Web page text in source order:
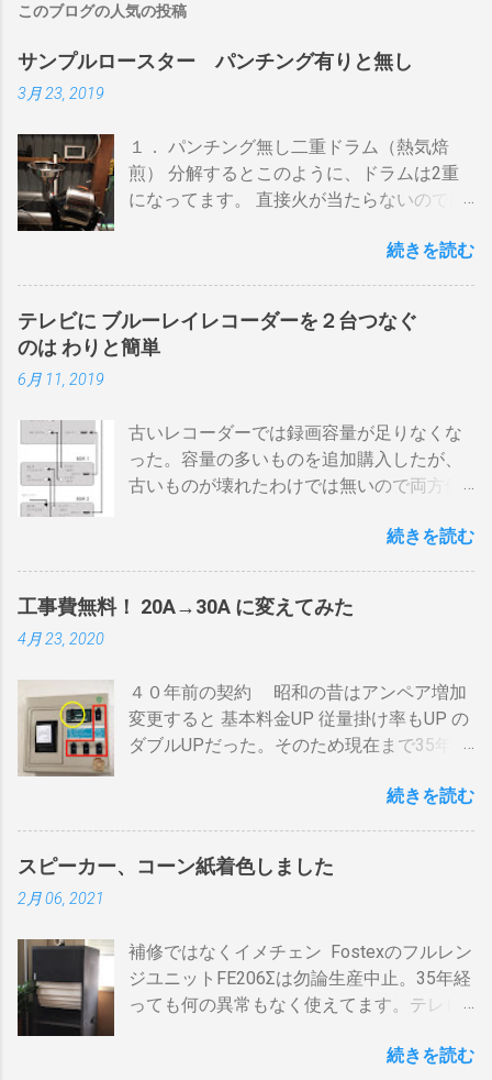
このブログの人気の投稿
サンプルロースター パンチング有りと無し
3月 23, 2019
１． パンチング無し二重ドラム（熱気焙
煎） 分解するとこのように、ドラムは2重
になってます。 直接火が当たらないので温
温度計が使える（ドラム内の温度が測れ
の蓄熱効果はある チャフが飛び散らない 焙
煎中、外気温や風による温度変化は殆どな
げても即座に反応しない ガスコンロでは熱
量に限界があり１ハゼ８分以内でなら200g
前後が限界。 300g以上はガスコンロの強火
煎は無理。 外側ドラム→空気層→内側ドラ
ムの順で熱が伝わるので、温度変化には時
間がかかります。それを予測したうえでの
煎りあがりのタイミングを考慮しなくては
火傷や洋服の焦げにも注意が必要です。 2
重ドラムで通気性が殆ど無い とうこと。熱
し難く冷めにくいのが特徴。 ２．パンチン
早い話が「 回転式炙り焼き 」です。熱は素
通りで蓄熱は不可。ガスコンロの炎がその
まま反映します。中火で200gなら6分程度
よる炎の揺れや、ドラムに風が入るとすぐ
温度が下がります。 メリット 火力に対する
反応が早い。（蓄熱はゼロ） 二重ドラムに
比べて短時間で焙煎できる チャフがドラム
の中に溜まらない デメリット ザルのように
続きを読む
テレビに ブルーレイレコーダーを２台つなぐ
のは わりと簡単
6月 11, 2019
古いレコーダーでは録画容量が足りなくな
った。容量の多いものを追加購入したが、
古いものが壊れたわけでは無いので両方使
利用する） アンテナ→BDR２→BDR１→テ
それぞれのアンテナ入力から出力へと繰り
るとアンテナ信号が弱まりアンテナ利得が
落ち、増幅器が必要になるでしょう。 壁の
アンテナ端子から「地上波」と「 BS 」に
波の接続（アンテナケーブル２本必要）※
１ 地上波のアンテナケーブルをBDR２の
「地上波アンテナ入力」端子へ接続 BDR２
の地上波の「テレビへ（出力）」端子と
（出力）」端子とテレビの「地上デジタ
ル」端子をアンテナケーブルで接続しま
す。 BSの接続（アンテナケーブル２本必
「BSアンテナ入力」端子へ接続 BDR２の
続きを読む
工事費無料！ 20A→30A に変えてみた
4月 23, 2020
４０年前の契約 昭和の昔はアンペア増加
変更すると 基本料金UP 従量掛け率もUP の
ダブルUPだった。そのため現在まで35年
力のHPで容量シュミレーションで我が家の
ー・電気ストーブ、ドライヤー、照明15、
２・トースター、炊飯器・・・・。 を合計
してみると 「70アンペア必要」 と表示され
た。７０アンペアは高額になりそうで流石
ーカー、赤色が安全ブレーカー。安全ブレ
続きを読む
スピーカー、コーン紙着色しました
2月 06, 2021
補修ではなくイメチェン Fostexのフルレン
ジユニットFE206Σは勿論生産中止。35年経
っても何の異常もなく使えてます。テレビ
で使ってます。リタイヤしてからは音量を
続きを読む